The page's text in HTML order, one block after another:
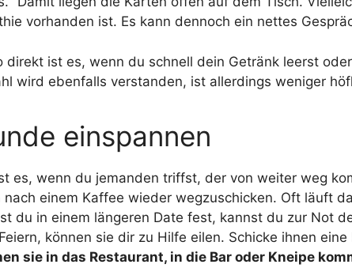
vorhanden ist. Es kann dennoch ein nettes
direkt ist es, wenn du schnell dein Getränk leerst
wird ebenfalls verstanden, ist allerdings weniger
einspannen
es, wenn du jemanden triffst, der von weiter weg
nach einem Kaffee wieder wegzuschicken. Oft läuft
du in einem längeren Date fest, kannst du zur Not
können sie dir zu Hilfe eilen. Schicke ihnen
sie in das Restaurant, in die Bar oder Kneipe